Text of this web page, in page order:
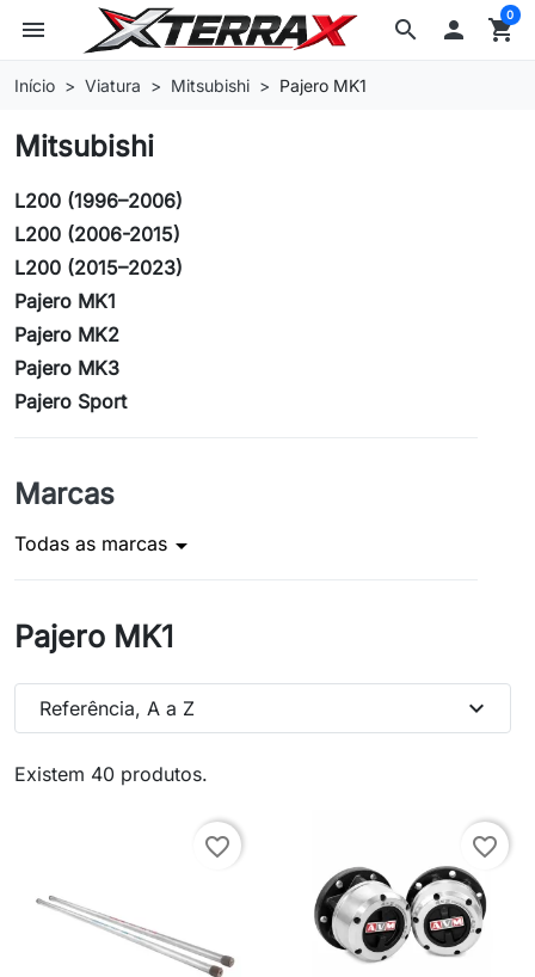
search
menu  shopping_cart
0
Início Viatura Mitsubishi Pajero MK1
Mitsubishi
L200 (1996–2006)
L200 (2006-2015)
L200 (2015–2023)
Pajero MK1
Pajero MK2
Pajero MK3
Pajero Sport
Marcas
Todas as marcas arrow_drop_down
Pajero MK1
Existem 40 produtos.
Referência, A a Z expand_more
favorite_border favorite_border